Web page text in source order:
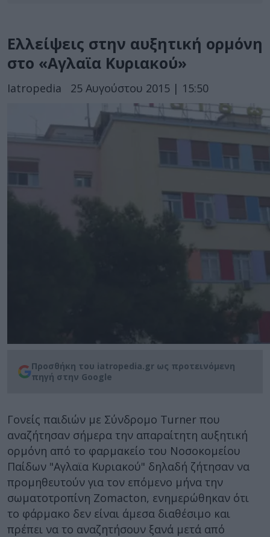
Ελλείψεις στην αυξητική ορμόνη
στο «Αγλαϊα Κυριακού»
Iatropedia 25 Αυγούστου 2015 | 15:50
Προσθήκη του iatropedia.gr ως προτεινόμενη
πηγή στην Google
Γονείς παιδιών με Σύνδρομο Turner που
αναζήτησαν σήμερα την απαραίτητη αυξητική
ορμόνη από το φαρμακείο του Νοσοκομείου
Παίδων "Αγλαϊα Κυριακού" δηλαδή ζήτησαν να
προμηθευτούν για τον επόμενο μήνα την
σωματοτροπίνη Zomacton, ενημερώθηκαν ότι
το φάρμακο δεν είναι άμεσα διαθέσιμο και
πρέπει να το αναζητήσουν ξανά μετά από